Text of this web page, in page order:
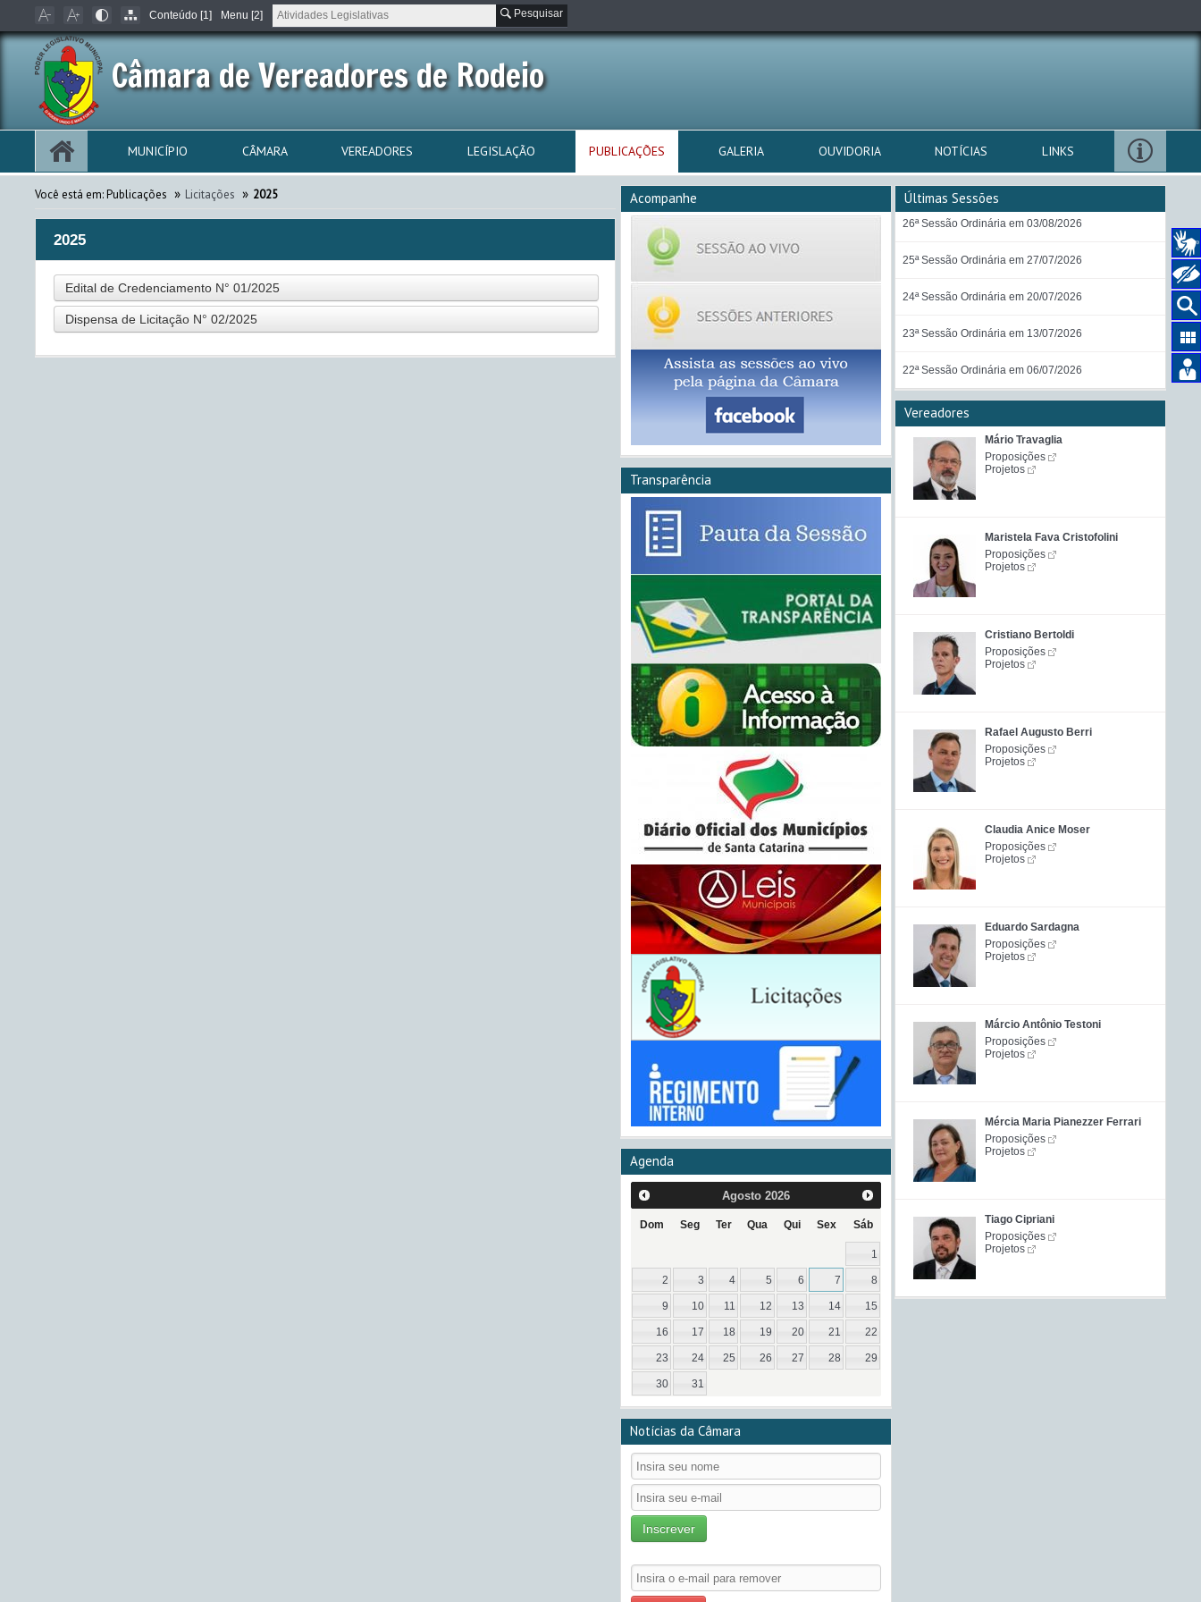
Conteúdo [1] Menu [2] Pesquisar
Câmara de Vereadores de Rodeio
MUNICÍPIO CÂMARA VEREADORES LEGISLAÇÃO PUBLICAÇÕES GALERIA OUVIDORIA NOTÍCIAS LINKS
Você está em:Publicações » Licitações » 2025
2025
Edital de Credenciamento N° 01/2025
Dispensa de Licitação N° 02/2025
Últimas Sessões
26ª Sessão Ordinária em 03/08/2026
25ª Sessão Ordinária em 27/07/2026
24ª Sessão Ordinária em 20/07/2026
23ª Sessão Ordinária em 13/07/2026
22ª Sessão Ordinária em 06/07/2026
Vereadores
Mário Travaglia
Proposições
Projetos
Maristela Fava Cristofolini
Proposições
Projetos
Cristiano Bertoldi
Proposições
Projetos
Rafael Augusto Berri
Proposições
Projetos
Claudia Anice Moser
Proposições
Projetos
Eduardo Sardagna
Proposições
Projetos
Márcio Antônio Testoni
Proposições
Projetos
Mércia Maria Pianezzer Ferrari
Proposições
Projetos
Tiago Cipriani
Proposições
Projetos
Acompanhe
Transparência
Agenda
Agosto 2026
Dom Seg Ter Qua Qui Sex Sáb
1
2 3 4 5 6 7 8
9 10 11 12 13 14 15
16 17 18 19 20 21 22
23 24 25 26 27 28 29
30 31
Notícias da Câmara
Inscrever